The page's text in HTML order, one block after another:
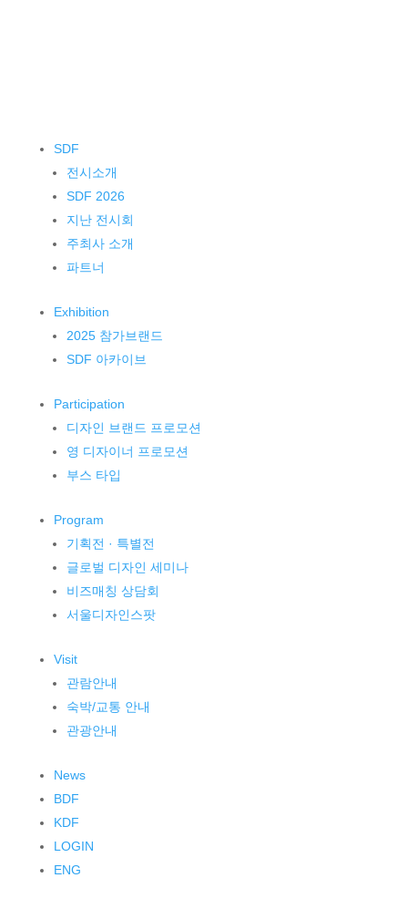
SDF
전시소개
SDF 2026
지난 전시회
주최사 소개
파트너
Exhibition
2025 참가브랜드
SDF 아카이브
Participation
디자인 브랜드 프로모션
영 디자이너 프로모션
부스 타입
Program
기획전 · 특별전
글로벌 디자인 세미나
비즈매칭 상담회
서울디자인스팟
Visit
관람안내
숙박/교통 안내
관광안내
News
BDF
KDF
LOGIN
ENG